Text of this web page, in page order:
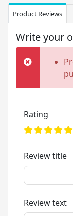
Product Reviews
Write your
Rating
Review title
Review text